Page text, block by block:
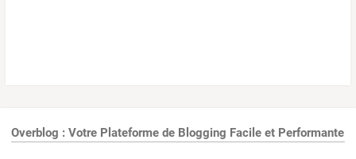
Overblog : Votre Plateforme de Blogging Facile et Performante